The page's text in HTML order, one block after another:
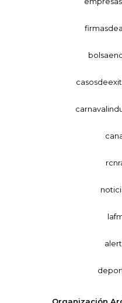
Organización